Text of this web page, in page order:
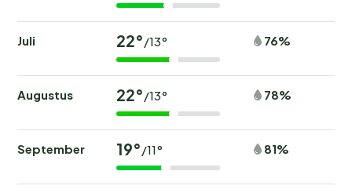
Juli 22° /13° 76%
Augustus 22° /13° 78%
September 19° /11° 81%